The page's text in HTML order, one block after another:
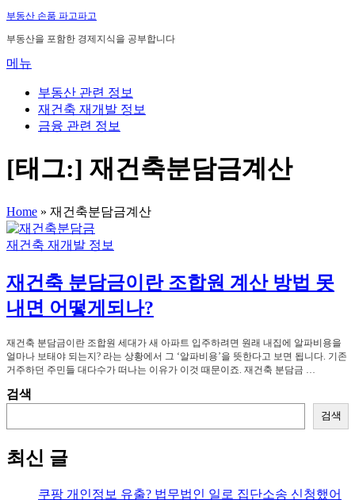
내
용
로
부동산 손품 파고파고
부동산을 포함한 경제지식을 공부합니다
메뉴
부동산 관련 정보
재건축 재개발 정보
금융 관련 정보
[태그:] 재건축분담금계산
Home » 재건축분담금계산
재건축 재개발 정보
재건축 분담금이란 조합원 계산 방법 못
내면 어떻게되나?
재건축 분담금이란 조합원 세대가 새 아파트 입주하려면 원래 내집에 알파비용을
얼마나 보태야 되는지? 라는 상황에서 그 ‘알파비용’을 뜻한다고 보면 됩니다. 기존
거주하던 주민들 대다수가 떠나는 이유가 이것 때문이죠. 재건축 분담금 …
검색
검색
최신 글
쿠팡 개인정보 유출? 법무법인 일로 집단소송 신청했어